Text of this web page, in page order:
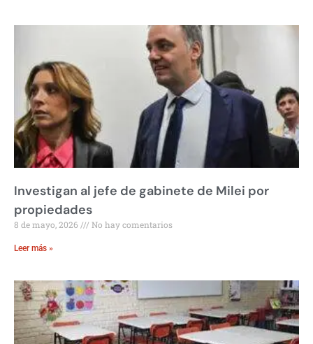
Investigan al jefe de gabinete de Milei por
propiedades
8 de mayo, 2026 No hay comentarios
Leer más »